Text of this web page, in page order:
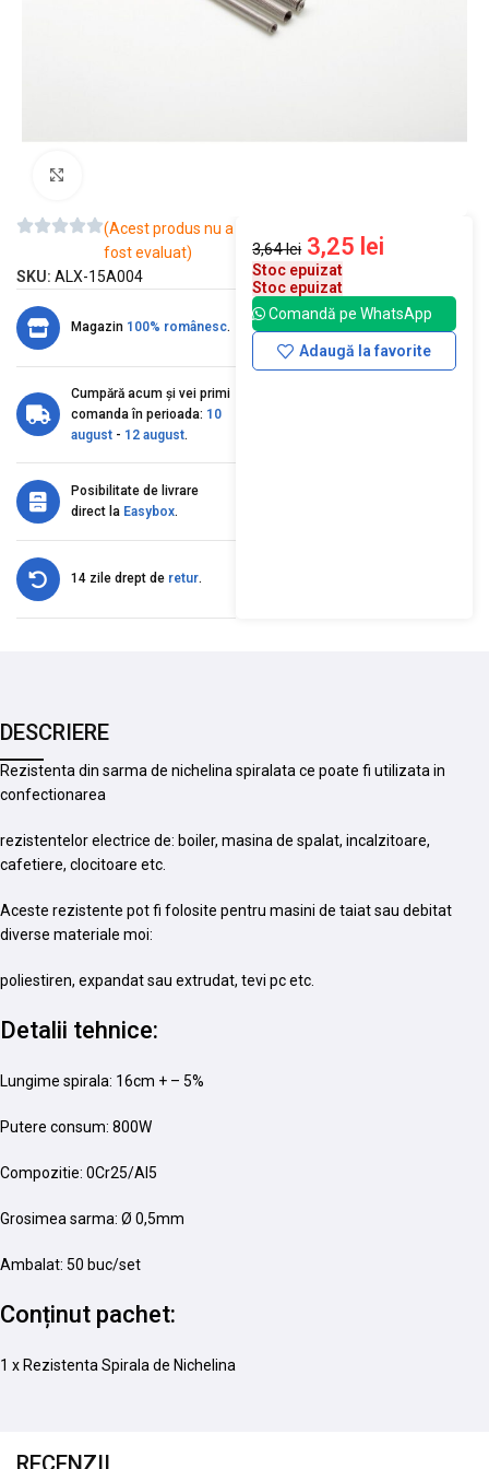
(Acest produs nu a
fost evaluat)
SKU: ALX-15A004
Magazin 100% românesc.
Cumpără acum și vei primi
comanda în perioada: 10
august - 12 august.
Posibilitate de livrare
direct la Easybox.
14 zile drept de retur.
3,64lei 3,25 lei
Stoc epuizat
Stoc epuizat
Comandă pe WhatsApp
Adaugă la favorite
DESCRIERE
Rezistenta din sarma de nichelina spiralata ce poate fi utilizata in
confectionarea
rezistentelor electrice de: boiler, masina de spalat, incalzitoare,
cafetiere, clocitoare etc.
Aceste rezistente pot fi folosite pentru masini de taiat sau debitat
diverse materiale moi:
poliestiren, expandat sau extrudat, tevi pc etc.
Detalii tehnice:
Lungime spirala: 16cm + – 5%
Putere consum: 800W
Compozitie: 0Cr25/Al5
Grosimea sarma: Ø 0,5mm
Ambalat: 50 buc/set
Conținut pachet:
1 x Rezistenta Spirala de Nichelina
RECENZII